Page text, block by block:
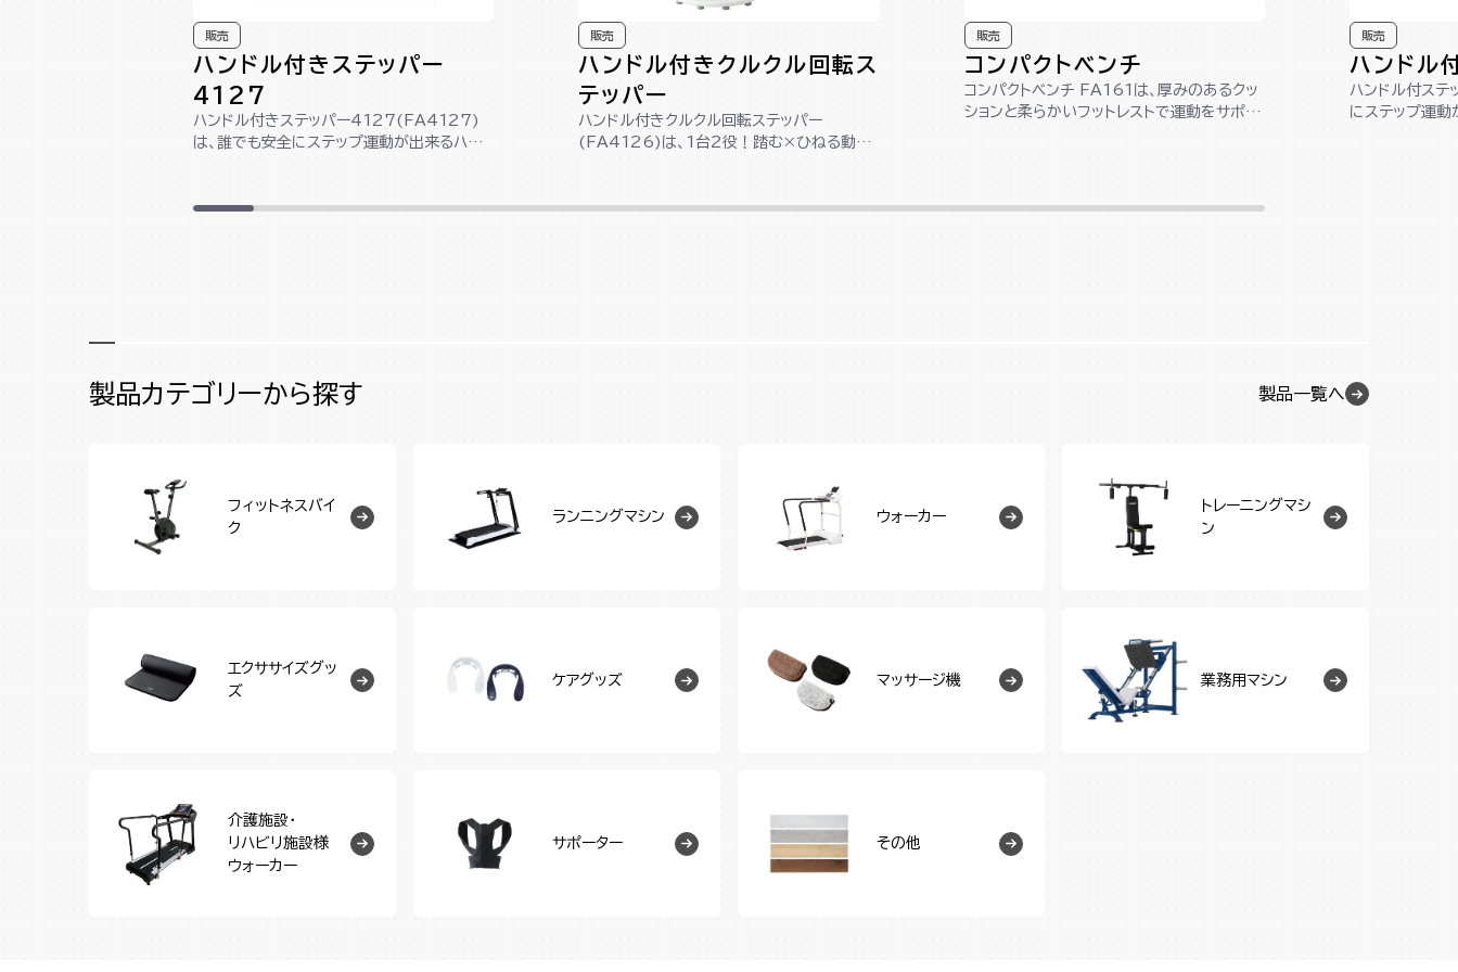
販売
ハンドル付きステッパー
4127
ハンドル付きステッパー4127(FA4127)
は、誰でも安全にステップ運動が出来るハン
販売
ハンドル付きクルクル回転ス
テッパー
ハンドル付きクルクル回転ステッパー
(FA4126)は、1台2役！踏む×ひねる動作
販売
コンパクトベンチ
コンパクトベンチ FA161は、厚みのあるクッ
ションと柔らかいフットレストで運動をサポー
販売
ハンドル
ハンドル付ス
にステップ運動
製品カテゴリーから探す 製品一覧へ
フィットネスバイ
ク
ランニングマシン ウォーカー
トレーニングマシ
ン
エクササイズグッ
ズ
ケアグッズ マッサージ機 業務用マシン
介護施設・
リハビリ施設様
ウォーカー
サポーター その他